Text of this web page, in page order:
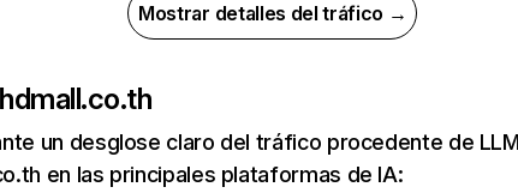
Mostrar detalles del tráfico →
hdmall.co.th
un desglose claro del tráfico procedente de
en las principales plataformas de IA: